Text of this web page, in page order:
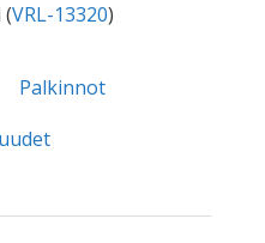
(VRL-13320)
Palkinnot